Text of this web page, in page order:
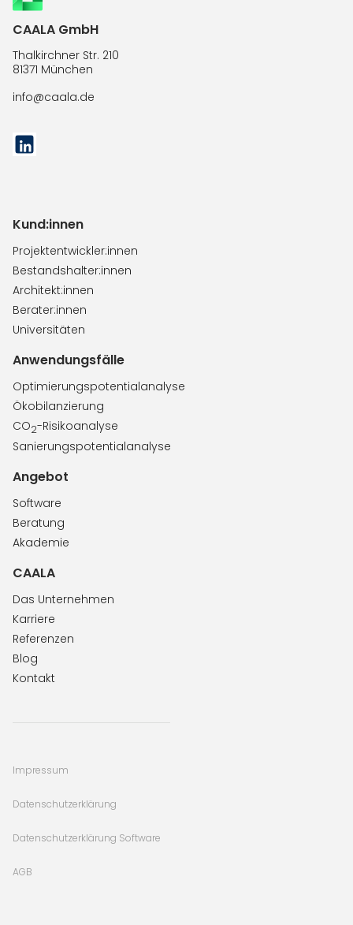
CAALA GmbH
Thalkirchner Str. 210
81371 München
info@caala.de
Kund:innen
Projektentwickler:innen
Bestandshalter:innen
Architekt:innen
Berater:innen
Universitäten
Anwendungsfälle
Optimierungspotentialanalyse
Ökobilanzierung
CO2-Risikoanalyse
Sanierungspotentialanalyse
Angebot
Software
Beratung
Akademie
CAALA
Das Unternehmen
Karriere
Referenzen
Blog
Kontakt
Impressum
Datenschutzerklärung
Datenschutzerklärung Software
AGB